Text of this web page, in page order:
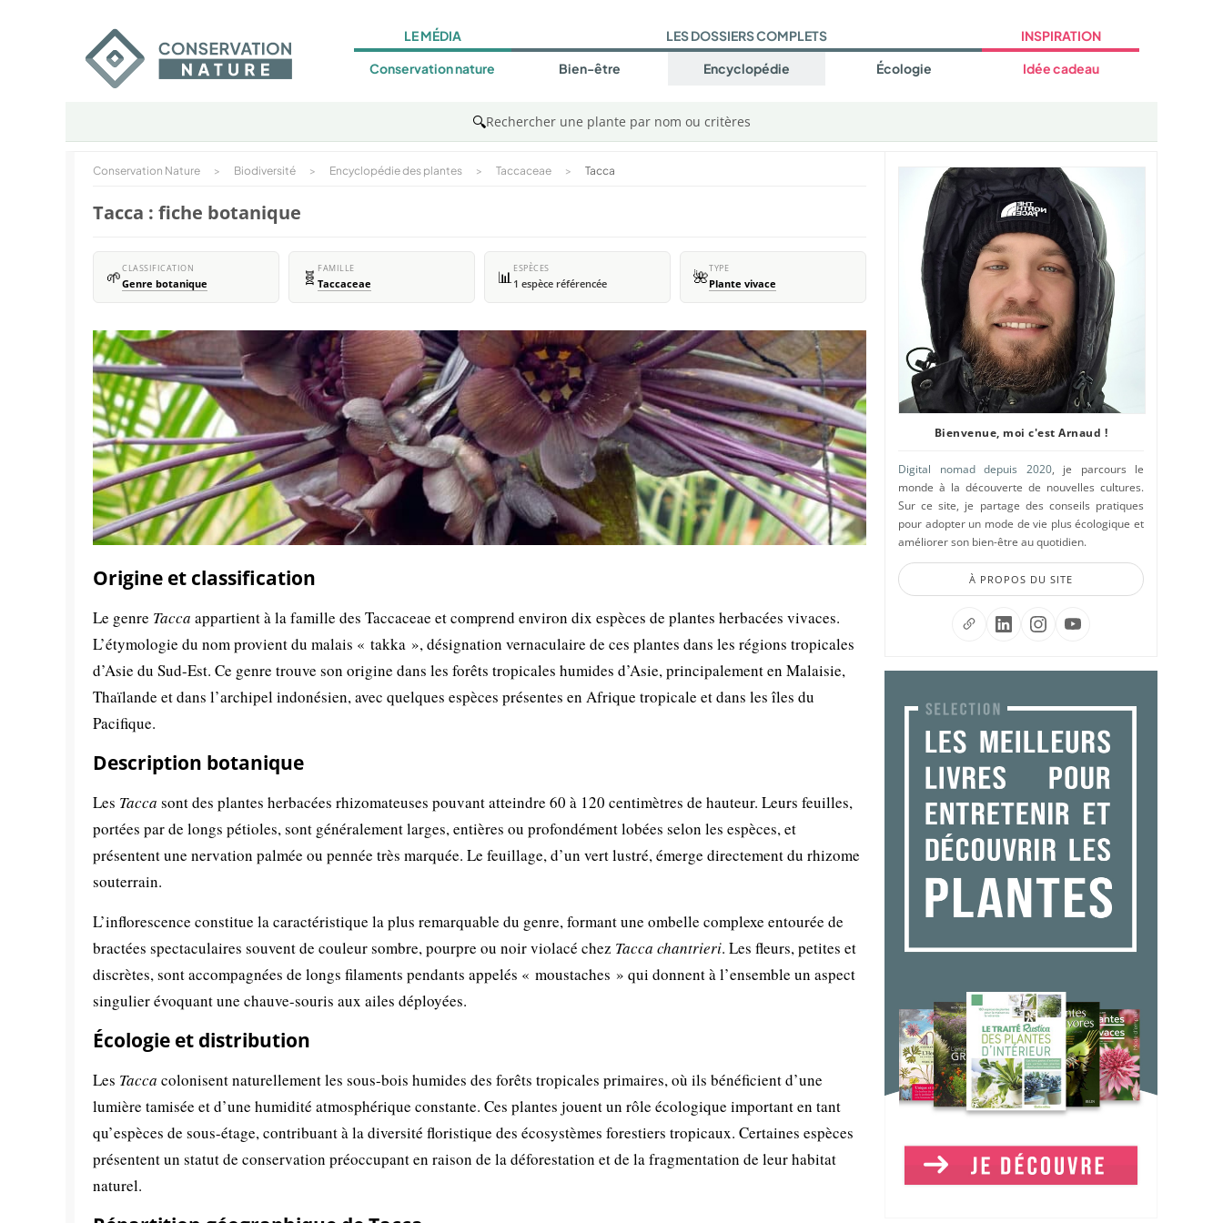
LE MÉDIA
Conservation nature
LES DOSSIERS COMPLETS
Bien-être Encyclopédie Écologie
INSPIRATION
Idée cadeau
🔍Rechercher une plante par nom ou critères
Conservation Nature > Biodiversité > Encyclopédie des plantes > Taccaceae > Tacca
Tacca : fiche botanique
🌱CLASSIFICATION
Genre botanique 🧬 FAMILLE
Taccaceae 📊 ESPÈCES
1 espèce référencée 🌺TYPE
Plante vivace
Origine et classification
Le genre Tacca appartient à la famille des Taccaceae et comprend environ dix espèces de plantes herbacées vivaces.
L’étymologie du nom provient du malais « takka », désignation vernaculaire de ces plantes dans les régions tropicales
d’Asie du Sud-Est. Ce genre trouve son origine dans les forêts tropicales humides d’Asie, principalement en Malaisie,
Thaïlande et dans l’archipel indonésien, avec quelques espèces présentes en Afrique tropicale et dans les îles du
Pacifique.
Description botanique
Les Tacca sont des plantes herbacées rhizomateuses pouvant atteindre 60 à 120 centimètres de hauteur. Leurs feuilles,
portées par de longs pétioles, sont généralement larges, entières ou profondément lobées selon les espèces, et
présentent une nervation palmée ou pennée très marquée. Le feuillage, d’un vert lustré, émerge directement du rhizome
souterrain.
L’inflorescence constitue la caractéristique la plus remarquable du genre, formant une ombelle complexe entourée de
bractées spectaculaires souvent de couleur sombre, pourpre ou noir violacé chez Tacca chantrieri. Les fleurs, petites et
discrètes, sont accompagnées de longs filaments pendants appelés « moustaches » qui donnent à l’ensemble un aspect
singulier évoquant une chauve-souris aux ailes déployées.
Écologie et distribution
Les Tacca colonisent naturellement les sous-bois humides des forêts tropicales primaires, où ils bénéficient d’une
lumière tamisée et d’une humidité atmosphérique constante. Ces plantes jouent un rôle écologique important en tant
qu’espèces de sous-étage, contribuant à la diversité floristique des écosystèmes forestiers tropicaux. Certaines espèces
présentent un statut de conservation préoccupant en raison de la déforestation et de la fragmentation de leur habitat
naturel.
Bienvenue, moi c'est Arnaud !
Digital nomad depuis 2020, je parcours le
monde à la découverte de nouvelles cultures.
Sur ce site, je partage des conseils pratiques
pour adopter un mode de vie plus écologique et
améliorer son bien-être au quotidien.
À PROPOS DU SITE